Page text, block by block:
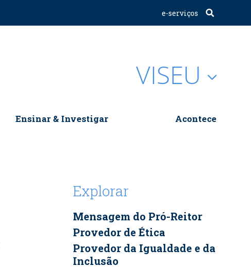
e-serviços
VISEU
Ensinar & Investigar Acontece
Explorar
Mensagem do Pró-Reitor
Provedor de Ética
Provedor da Igualdade e da
Inclusão